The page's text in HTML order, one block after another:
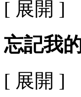
[ 展開 ]
忘記我
[ 展開 ]